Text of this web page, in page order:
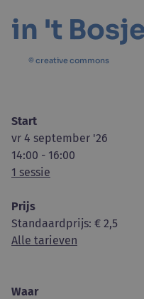
in 't
© creative commons
Start
vr 4 september '26
14:00 - 16:00
1 sessie
Prijs
Standaardprijs: € 2,5
Alle tarieven
Waar